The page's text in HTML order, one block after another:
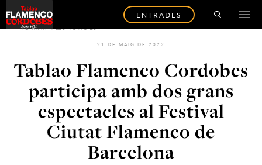
ENTRADES
TORNAR A LES NOTÍCIES
21 DE MAIG DE 2022
Tablao Flamenco Cordobes
participa amb dos grans
espectacles al Festival
Ciutat Flamenco de
Barcelona